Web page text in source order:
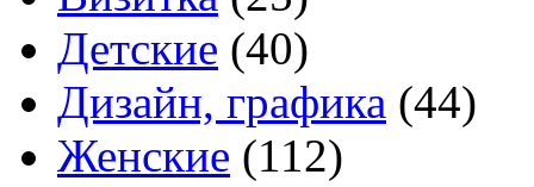
Детские (40)
Дизайн, графика (44)
Женские (112)